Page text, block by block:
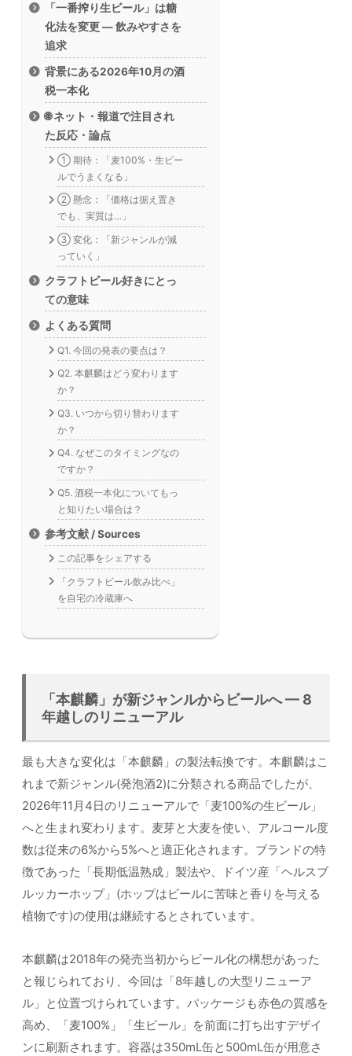
「一番搾り生ビール」は糖
化法を変更 — 飲みやすさを
追求
背景にある2026年10月の酒
税一本化
🌐 ネット・報道で注目され
た反応・論点
① 期待：「麦100%・生ビー
ルでうまくなる」
② 懸念：「価格は据え置き
でも、実質は…」
③ 変化：「新ジャンルが減
っていく」
クラフトビール好きにとっ
ての意味
よくある質問
Q1. 今回の発表の要点は？
Q2. 本麒麟はどう変わります
か？
Q3. いつから切り替わります
か？
Q4. なぜこのタイミングなの
ですか？
Q5. 酒税一本化についてもっ
と知りたい場合は？
参考文献 / Sources
この記事をシェアする
「クラフトビール飲み比べ」
を自宅の冷蔵庫へ
「本麒麟」が新ジャンルからビールへ — 8
年越しのリニューアル
最も大きな変化は「本麒麟」の製法転換です。本麒麟はこ
れまで新ジャンル(発泡酒2)に分類される商品でしたが、
2026年11月4日のリニューアルで「麦100%の生ビール」
へと生まれ変わります。麦芽と大麦を使い、アルコール度
数は従来の6%から5%へと適正化されます。ブランドの特
徴であった「長期低温熟成」製法や、ドイツ産「ヘルスブ
ルッカーホップ」(ホップはビールに苦味と香りを与える
植物です)の使用は継続するとされています。
本麒麟は2018年の発売当初からビール化の構想があった
と報じられており、今回は「8年越しの大型リニューア
ル」と位置づけられています。パッケージも赤色の質感を
高め、「麦100%」「生ビール」を前面に打ち出すデザイ
ンに刷新されます。容器は350mL缶と500mL缶が用意さ